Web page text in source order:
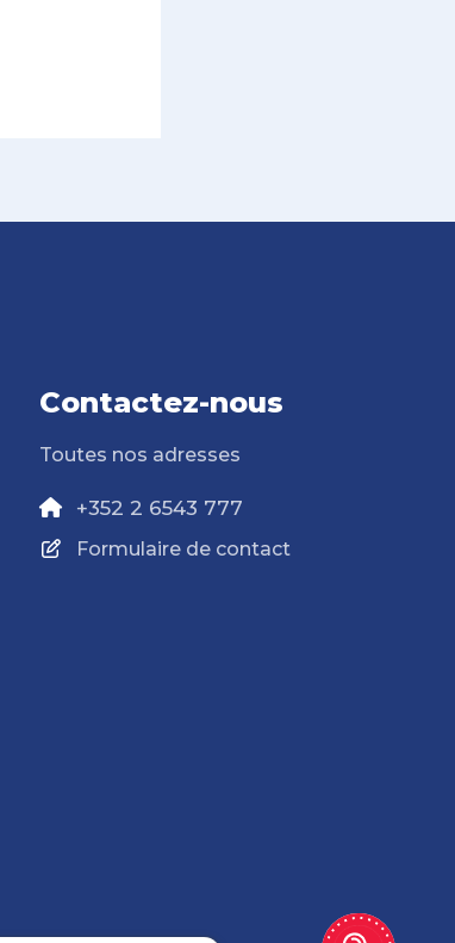
Contactez-nous
Toutes nos adresses
+352 2 6543 777
Formulaire de contact